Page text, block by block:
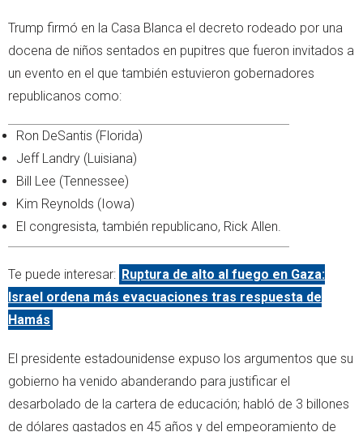
Trump firmó en la Casa Blanca el decreto rodeado por una
docena de niños sentados en pupitres que fueron invitados a
un evento en el que también estuvieron gobernadores
republicanos como:
Ron DeSantis (Florida)
Jeff Landry (Luisiana)
Bill Lee (Tennessee)
Kim Reynolds (Iowa)
El congresista, también republicano, Rick Allen.
Te puede interesar: Ruptura de alto al fuego en Gaza:
Israel ordena más evacuaciones tras respuesta de
Hamás
El presidente estadounidense expuso los argumentos que su
gobierno ha venido abanderando para justificar el
desarbolado de la cartera de educación; habló de 3 billones
de dólares gastados en 45 años y del empeoramiento de